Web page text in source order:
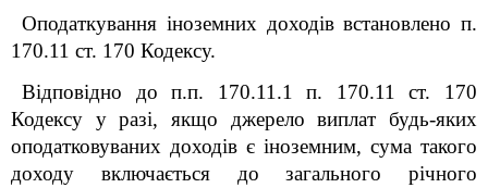
Оподаткування іноземних доходів встановлено п.
170.11 ст. 170 Кодексу.
Відповідно до п.п. 170.11.1 п. 170.11 ст. 170
Кодексу у разі, якщо джерело виплат будь-яких
оподатковуваних доходів є іноземним, сума такого
доходу включається до загального річного